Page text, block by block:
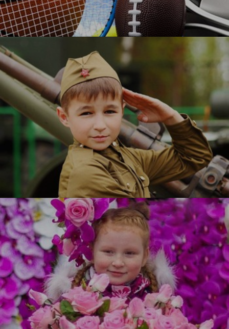
О, спорт!
УЗНАТЬ БОЛЬШЕ
УЗНАТЬ БОЛЬШЕ
Служу Отечеству